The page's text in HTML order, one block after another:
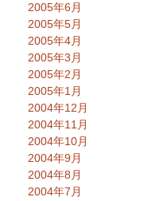
2005年6月
2005年5月
2005年4月
2005年3月
2005年2月
2005年1月
2004年12月
2004年11月
2004年10月
2004年9月
2004年8月
2004年7月